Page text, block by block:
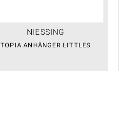
NIESSING
TOPIA ANHÄNGER LITTLES